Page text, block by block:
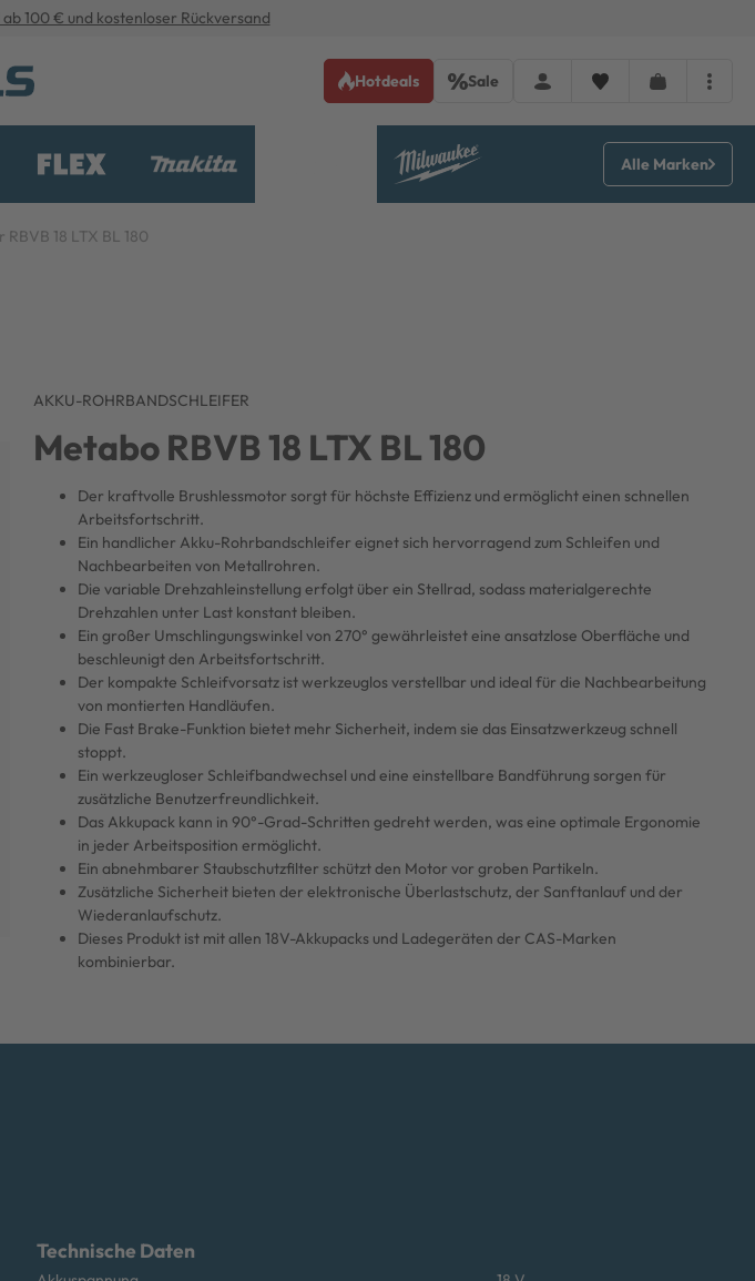
100 € und kostenloser Rückversand
Hotdeals Sale
Alle Marken
18 LTX BL 180
AKKU-ROHRBANDSCHLEIFER
Metabo RBVB 18 LTX BL 180
Der kraftvolle Brushlessmotor sorgt für höchste Effizienz und ermöglicht einen schnellen
Arbeitsfortschritt.
Ein handlicher Akku-Rohrbandschleifer eignet sich hervorragend zum Schleifen und
Nachbearbeiten von Metallrohren.
Die variable Drehzahleinstellung erfolgt über ein Stellrad, sodass materialgerechte
Drehzahlen unter Last konstant bleiben.
Ein großer Umschlingungswinkel von 270° gewährleistet eine ansatzlose Oberfläche und
beschleunigt den Arbeitsfortschritt.
Der kompakte Schleifvorsatz ist werkzeuglos verstellbar und ideal für die Nachbearbeitung
von montierten Handläufen.
Die Fast Brake-Funktion bietet mehr Sicherheit, indem sie das Einsatzwerkzeug schnell
stoppt.
Ein werkzeugloser Schleifbandwechsel und eine einstellbare Bandführung sorgen für
zusätzliche Benutzerfreundlichkeit.
Das Akkupack kann in 90°-Grad-Schritten gedreht werden, was eine optimale Ergonomie
in jeder Arbeitsposition ermöglicht.
Ein abnehmbarer Staubschutzfilter schützt den Motor vor groben Partikeln.
Zusätzliche Sicherheit bieten der elektronische Überlastschutz, der Sanftanlauf und der
Wiederanlaufschutz.
Dieses Produkt ist mit allen 18V-Akkupacks und Ladegeräten der CAS-Marken
kombinierbar.
Technische Daten